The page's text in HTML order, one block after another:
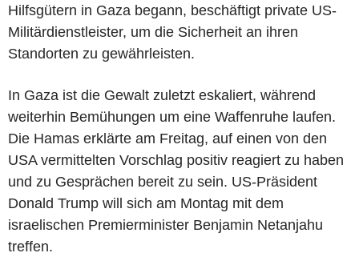
Hilfsgütern in Gaza begann, beschäftigt private US-
Militärdienstleister, um die Sicherheit an ihren
Standorten zu gewährleisten.
In Gaza ist die Gewalt zuletzt eskaliert, während
weiterhin Bemühungen um eine Waffenruhe laufen.
Die Hamas erklärte am Freitag, auf einen von den
USA vermittelten Vorschlag positiv reagiert zu haben
und zu Gesprächen bereit zu sein. US-Präsident
Donald Trump will sich am Montag mit dem
israelischen Premierminister Benjamin Netanjahu
treffen.